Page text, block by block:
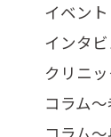
イベント
インタ
クリニッ
コラム